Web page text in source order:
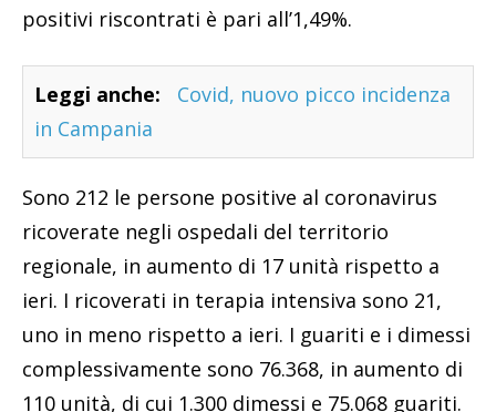
positivi riscontrati è pari all’1,49%.
Leggi anche:
Covid, nuovo picco incidenza
in Campania
Sono 212 le persone positive al coronavirus
ricoverate negli ospedali del territorio
regionale, in aumento di 17 unità rispetto a
ieri. I ricoverati in terapia intensiva sono 21,
uno in meno rispetto a ieri. I guariti e i dimessi
complessivamente sono 76.368, in aumento di
110 unità, di cui 1.300 dimessi e 75.068 guariti.